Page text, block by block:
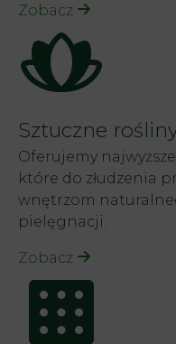
Zobacz
Sztuczne
Oferujemy
które do złudzenia
wnętrzom
pielęgnacji.
Zobacz